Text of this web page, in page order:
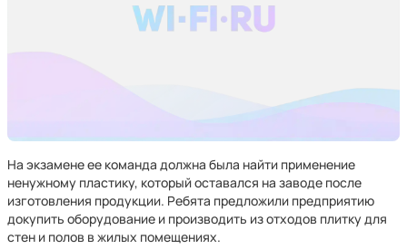
На экзамене ее команда должна была найти применение
ненужному пластику, который оставался на заводе после
изготовления продукции. Ребята предложили предприятию
докупить оборудование и производить из отходов плитку для
стен и полов в жилых помещениях.